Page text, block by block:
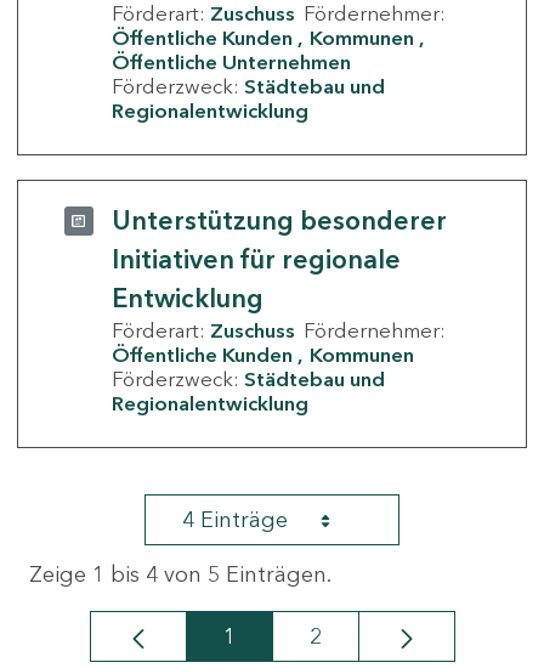
Förderart: Zuschuss Fördernehmer:
Öffentliche Kunden
Kommunen
Öffentliche Unternehmen
Förderzweck: Städtebau und
Regionalentwicklung
Unterstützung besonderer
Initiativen für regionale
Entwicklung
Förderart: Zuschuss Fördernehmer:
Öffentliche Kunden
Kommunen
Förderzweck: Städtebau und
Regionalentwicklung
4 Einträge
Zeige 1 bis 4 von 5 Einträgen.
Seite
1 Seite
2